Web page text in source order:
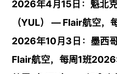
2026年4月15日：魁北
（YUL） — Flair航空，
2026年10月3日：墨西
Flair航空，每周1班